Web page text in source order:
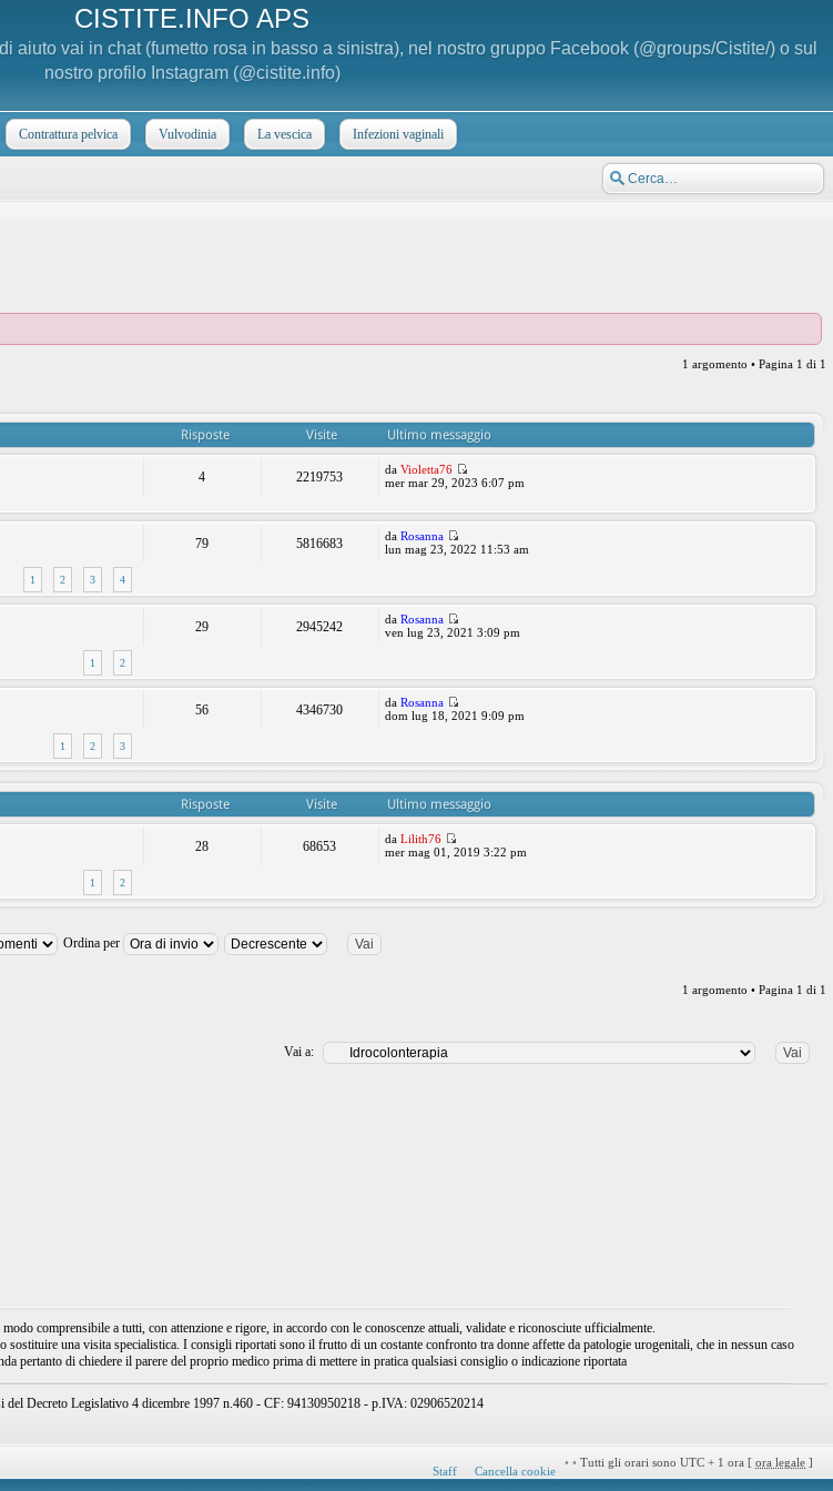
CISTITE.INFO APS
aiuto vai in chat (fumetto rosa in basso a sinistra), nel nostro gruppo Facebook (@groups/Cistite/) o sul
nostro profilo Instagram (@cistite.info)
Contrattura pelvica Vulvodinia La vescica Infezioni vaginali
1 argomento • Pagina 1 di 1
Risposte Visite Ultimo messaggio
4 2219753 da Violetta76
mer mar 29, 2023 6:07 pm
1 2 3 4
79 5816683 da Rosanna
lun mag 23, 2022 11:53 am
1 2
29 2945242 da Rosanna
ven lug 23, 2021 3:09 pm
1 2 3
56 4346730 da Rosanna
dom lug 18, 2021 9:09 pm
Risposte Visite Ultimo messaggio
1 2
28 68653 da Lilith76
mer mag 01, 2019 3:22 pm
Ordina per
1 argomento • Pagina 1 di 1
Vai a:
comprensibile a tutti, con attenzione e rigore, in accordo con le conoscenze attuali, validate e riconosciute ufficialmente.
una visita specialistica. I consigli riportati sono il frutto di un costante confronto tra donne affette da patologie urogenitali, che in nessun caso
pertanto di chiedere il parere del proprio medico prima di mettere in pratica qualsiasi consiglio o indicazione riportata
Decreto Legislativo 4 dicembre 1997 n.460 - CF: 94130950218 - p.IVA: 02906520214
Staff
•
Cancella cookie
• Tutti gli orari sono UTC + 1 ora [ ora legale ]